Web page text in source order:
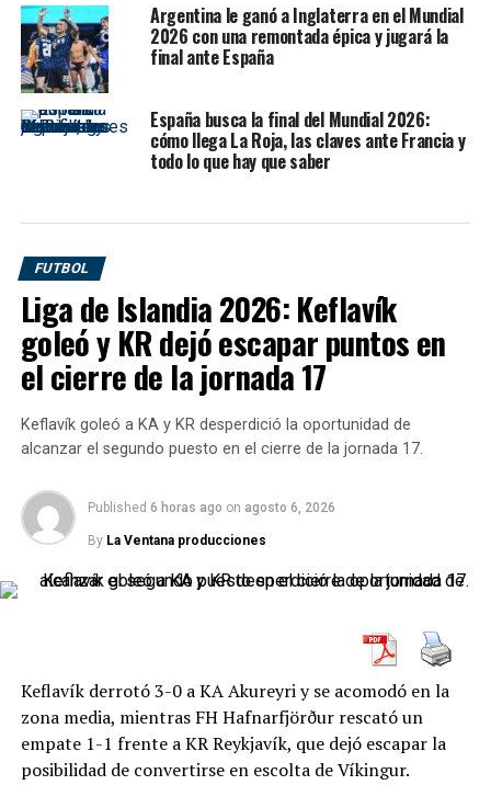
Portugal no tuvo una tarde sencilla. El partido ante
Croacia fue una prueba de carácter para un equipo que
llegaba a los cruces directos con dudas futbolísticas,
pese a contar con una de las plantillas más fuertes del
torneo.
El conjunto luso venía de una fase de grupos irregular.
Congo, luego reaccionó con una goleada 5-0 sobre
Uzbekistán y cerró la zona con un 0-0 ante Colombia,
resultado que lo dejó segundo del Grupo K. Por eso, el
cruce con Croacia aparecía como un examen de
madurez.
Y Portugal lo aprobó con sufrimiento. No fue una
contexto, rival y desenlace. En los mata-mata, muchas
veces pesa más la capacidad de resistir y golpear en el
momento justo que el dominio absoluto del juego.
Cristiano Ronaldo empató de
penal y volvió a aparecer en una
escenario grande. Con Portugal abajo en el marcador, el
capitán tomó la pelota a los 66 minutos después de un
penal sancionado por una infracción de Nikola Vlasic
Argentina le ganó a Inglaterra en el Mundial
2026 con una remontada épica y jugará la
final ante España
España busca la final del Mundial 2026:
cómo llega La Roja, las claves ante Francia y
todo lo que hay que saber
FUTBOL
Liga de Islandia 2026: Keflavík
goleó y KR dejó escapar puntos en
el cierre de la jornada 17
Keflavík goleó a KA y KR desperdició la oportunidad de
alcanzar el segundo puesto en el cierre de la jornada 17.
Published 6 horas ago on agosto 6, 2026
By La Ventana producciones
Keflavík derrotó 3-0 a KA Akureyri y se acomodó en la
zona media, mientras FH Hafnarfjörður rescató un
empate 1-1 frente a KR Reykjavík, que dejó escapar la
posibilidad de convertirse en escolta de Víkingur.